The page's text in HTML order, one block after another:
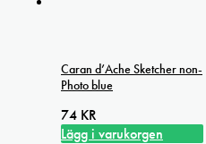
Caran d’Ache Sketcher non-
Photo blue
74 KR
Lägg i varukorgen